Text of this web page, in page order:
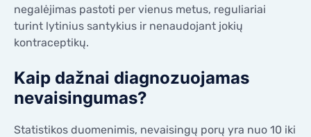
negalėjimas pastoti per vienus metus, reguliariai
turint lytinius santykius ir nenaudojant jokių
kontraceptikų.
Kaip dažnai diagnozuojamas
nevaisingumas?
Statistikos duomenimis, nevaisingų porų yra nuo 10 iki